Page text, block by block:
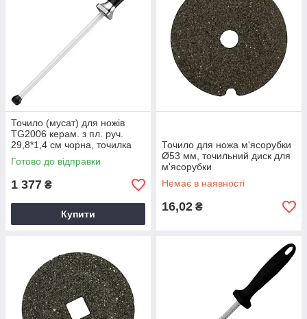
Точило (мусат) для ножів
TG2006 керам. з пл. руч.
29,8*1,4 см чорна, точилка
для ножів з пластиковою
ручкою
Готово до відправки
1 377 ₴
Купити
Точило для ножа м'ясорубки
Ø53 мм, точильний диск для
м'ясорубки
Немає в наявності
16,02 ₴